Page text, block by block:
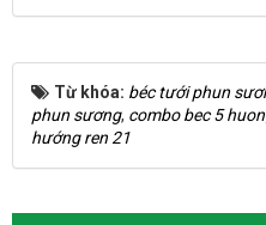
Từ khóa: béc tưới phun
phun sương, combo bec 5
hướng ren 21